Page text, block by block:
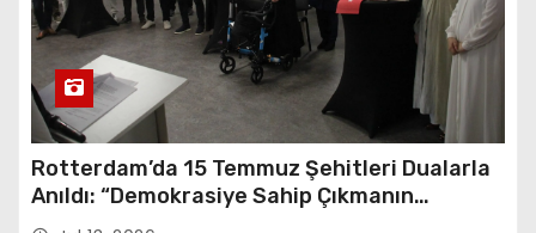
Rotterdam’da 15 Temmuz Şehitleri Dualarla
Anıldı: “Demokrasiye Sahip Çıkmanın
Sembolü”